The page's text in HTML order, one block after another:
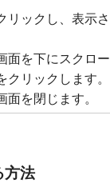
ックし、表示
を下にスクロ
リックします。
を閉じます。
方法